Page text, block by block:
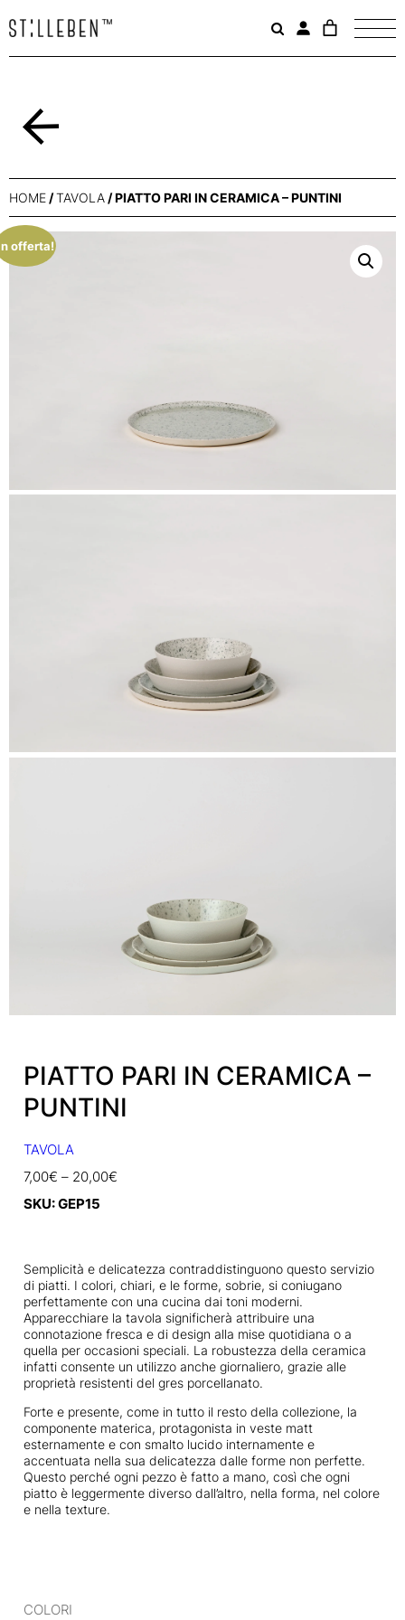
Il
è
HOME /TAVOLA / PIATTO PARI IN CERAMICA – PUNTINI
offerta!
PIATTO PARI IN CERAMICA –
PUNTINI
TAVOLA
7,00€ – 20,00€
SKU:GEP15
Semplicità e delicatezza contraddistinguono questo servizio
di piatti. I colori, chiari, e le forme, sobrie, si coniugano
perfettamente con una cucina dai toni moderni.
Apparecchiare la tavola significherà attribuire una
connotazione fresca e di design alla mise quotidiana o a
quella per occasioni speciali. La robustezza della ceramica
infatti consente un utilizzo anche giornaliero, grazie alle
proprietà resistenti del gres porcellanato.
Forte e presente, come in tutto il resto della collezione, la
componente materica, protagonista in veste matt
esternamente e con smalto lucido internamente e
accentuata nella sua delicatezza dalle forme non perfette.
Questo perché ogni pezzo è fatto a mano, così che ogni
piatto è leggermente diverso dall’altro, nella forma, nel colore
e nella texture.
COLORI